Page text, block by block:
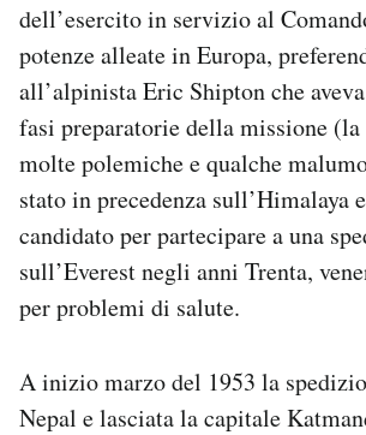
dell’esercito in servizio al
potenze alleate in Europa,
all’alpinista Eric Shipton che
fasi preparatorie della missione
molte polemiche e qualche
stato in precedenza sull’Himalaya
candidato per partecipare a una
sull’Everest negli anni Trenta,
per problemi di salute.
A inizio marzo del 1953 la
Nepal e lasciata la capitale